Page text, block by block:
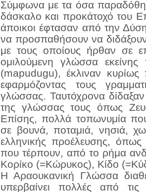
Σύμφωνα με τα όσα
δάσκαλο και προκάτοχό του
άποικοι έφτασαν από την
να προσπαθήσουν να
με τους οποίους ήρθαν σε
ομιλούμενη γλώσσα
(mapudugu), έκλιναν
εφαρμόζοντας τους
γλώσσας. Ταυτόχρονα δίδαξαν
της γλώσσας τους όπως
Επίσης, πολλά τοπωνυμία
σε βουνά, ποταμιά, νησιά,
ελληνικής προέλευσης, όπως
που τέρπουν, από το ρήμα
Κορίκο (=Κώρυκος), Κίδο
Η Αραουκανική Γλώσσα
υπερβαίνει πολλές από